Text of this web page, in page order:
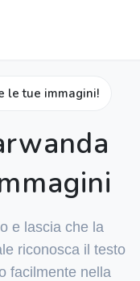
le tue immagini!
e lascia che la
riconosca il testo
facilmente nella